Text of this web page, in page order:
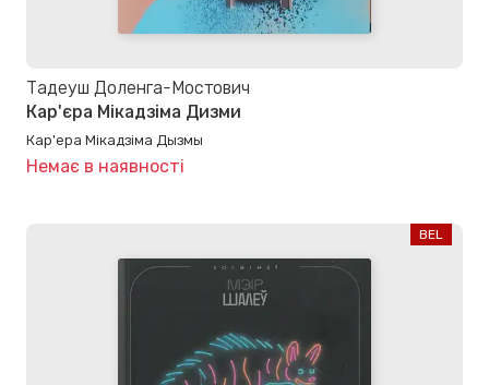
Тадеуш Доленга-Мостович
Кар'єра Мікадзіма Дизми
Кар'ера Мікадзіма Дызмы
Немає в наявності
BEL